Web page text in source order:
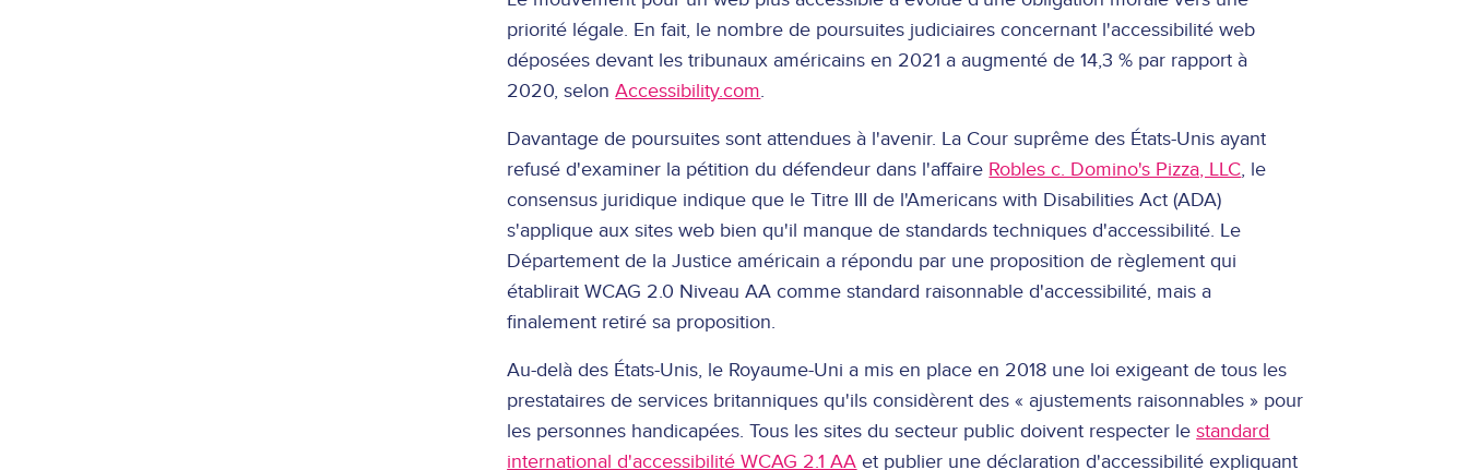
priorité légale. En fait, le nombre de poursuites judiciaires concernant l'accessibilité web
déposées devant les tribunaux américains en 2021 a augmenté de 14,3 % par rapport à
2020, selonAccessibility.com.
Davantage de poursuites sont attendues à l'avenir. La Cour suprême des États-Unis ayant
refusé d'examiner la pétition du défendeur dans l'affaire Robles c. Domino's Pizza, LLC, le
consensus juridique indique que le Titre III de l'Americans with Disabilities Act (ADA)
s'applique aux sites web bien qu'il manque de standards techniques d'accessibilité. Le
Département de la Justice américain a répondu par une proposition de règlement qui
établirait WCAG 2.0 Niveau AA comme standard raisonnable d'accessibilité, mais a
finalement retiré sa proposition.
Au-delà des États-Unis, le Royaume-Uni a mis en place en 2018 une loi exigeant de tous les
prestataires de services britanniques qu'ils considèrent des « ajustements raisonnables » pour
les personnes handicapées. Tous les sites du secteur public doivent respecter lestandard
international d'accessibilité WCAG 2.1 AA et publier une déclaration d'accessibilité expliquant